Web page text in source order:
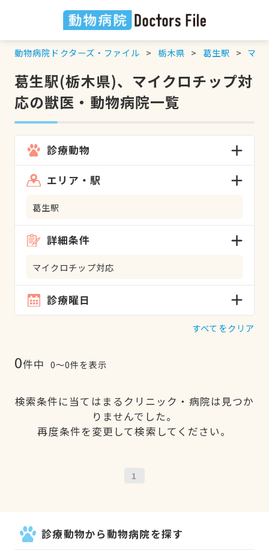
動物病院ドクターズ・ファイル 栃木県 葛生駅 マイ
葛生駅(栃木県)、マイクロチップ対
応の獣医・動物病院一覧
診療動物
エリア・駅
葛生駅
詳細条件
マイクロチップ対応
診療曜日
すべてをクリア
0件中 0〜0件を表示
検索条件に当てはまるクリニック・病院は見つか
りませんでした。
再度条件を変更して検索してください。
1
診療動物から動物病院を探す